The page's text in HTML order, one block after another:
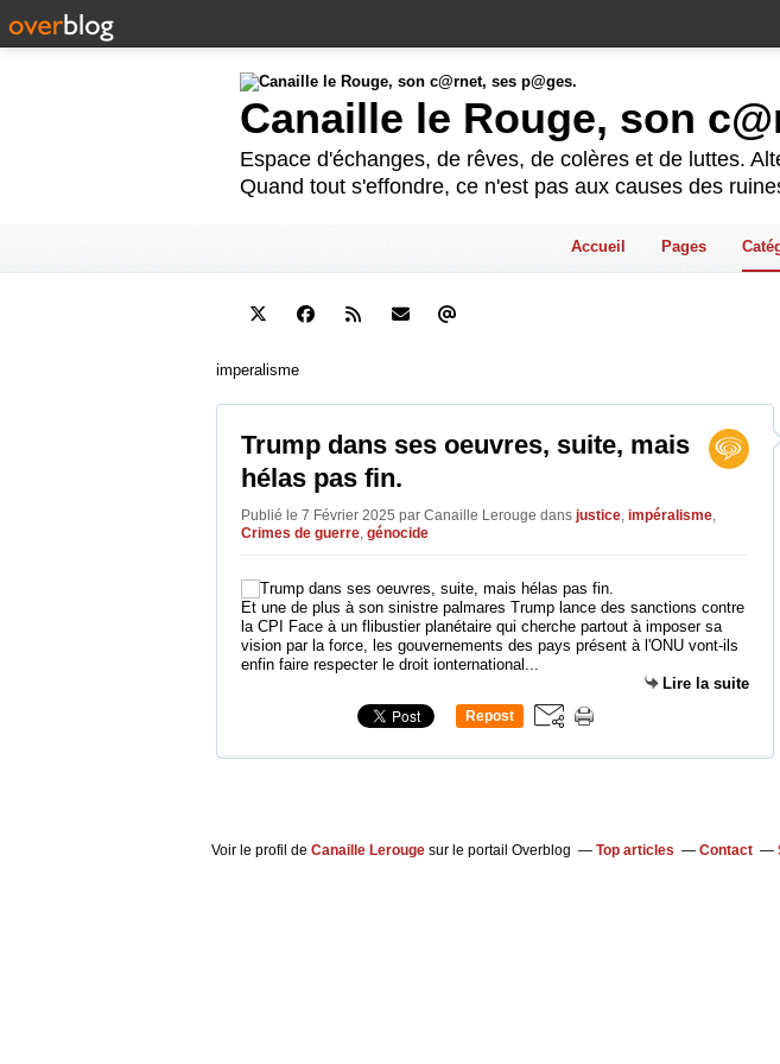
Canaille le Rouge, son
Espace d'échanges, de rêves, de colères et de luttes.
Quand tout s'effondre, ce n'est pas aux causes des
Accueil Pages
imperalisme
Trump dans ses oeuvres, suite, mais
hélas pas fin.
Publié le 7 Février 2025 par Canaille Lerouge dans justice impéralisme
Crimes de guerre génocide
Et une de plus à son sinistre palmares Trump lance des sanctions contre
la CPI Face à un flibustier planétaire qui cherche partout à imposer sa
vision par la force, les gouvernements des pays présent à l'ONU vont-ils
enfin faire respecter le droit ionternational...
Lire la suite
Repost
Voir le profil de Canaille Lerougesur le portail Overblog Top articles Contact